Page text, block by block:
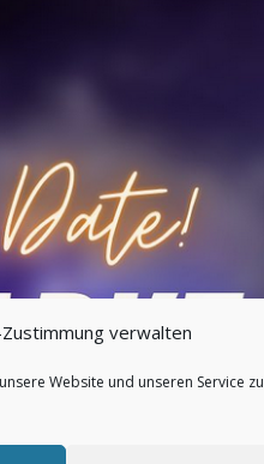
verwalten
Website und unseren Service zu